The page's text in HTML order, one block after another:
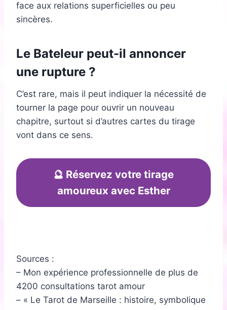
face aux relations superficielles ou peu
sincères.
Le Bateleur peut-il annoncer
une rupture ?
C’est rare, mais il peut indiquer la nécessité de
tourner la page pour ouvrir un nouveau
chapitre, surtout si d’autres cartes du tirage
vont dans ce sens.
🔮 Réservez votre tirage
amoureux avec Esther
Sources :
– Mon expérience professionnelle de plus de
4200 consultations tarot amour
– « Le Tarot de Marseille : histoire, symbolique